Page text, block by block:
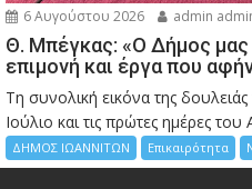
6 Αυγούστου 2026 admin
Θ. Μπέγκας: «Ο Δήμος μας
επιμονή και έργα που
Τη συνολική εικόνα της
Ιούλιο και τις πρώτες ημέρες
ΔΗΜΟΣ ΙΩΑΝΝΙΤΩΝ Επικαιρότητα